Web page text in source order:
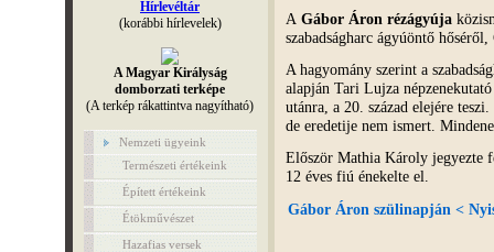
Hírlevéltár
(korábbi hírlevelek)
A Magyar Királyság
domborzati terképe
(A terkép rákattintva nagyítható)
Nemzeti ügyeink
Természeti értékeink
Épített értékeink
Étökművészet
Hazafias versek
A Gábor Áron rézágyúja
szabadságharc ágyúöntő
A hagyomány szerint a
alapján Tari Lujza
utánra, a 20. század elejére
de eredetije nem ismert.
Először Mathia Károly jegyezte
12 éves fiú énekelte el.
Gábor Áron szülinapján <